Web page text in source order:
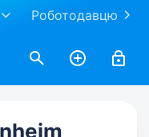
Роботодавцю